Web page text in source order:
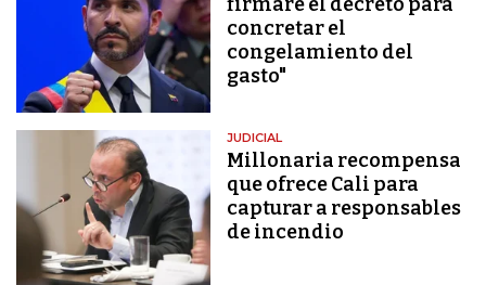
concretar el
congelamiento del
gasto"
JUDICIAL
Millonaria recompensa
que ofrece Cali para
capturar a responsables
de incendio